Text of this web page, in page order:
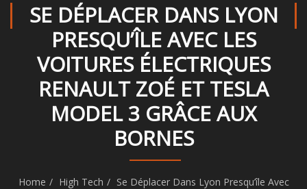
SE DÉPLACER DANS LYON
PRESQU’ÎLE AVEC LES
VOITURES ÉLECTRIQUES
RENAULT ZOÉ ET TESLA
MODEL 3 GRÂCE AUX
BORNES
Home High Tech
Se Déplacer Dans Lyon Presqu’île Avec